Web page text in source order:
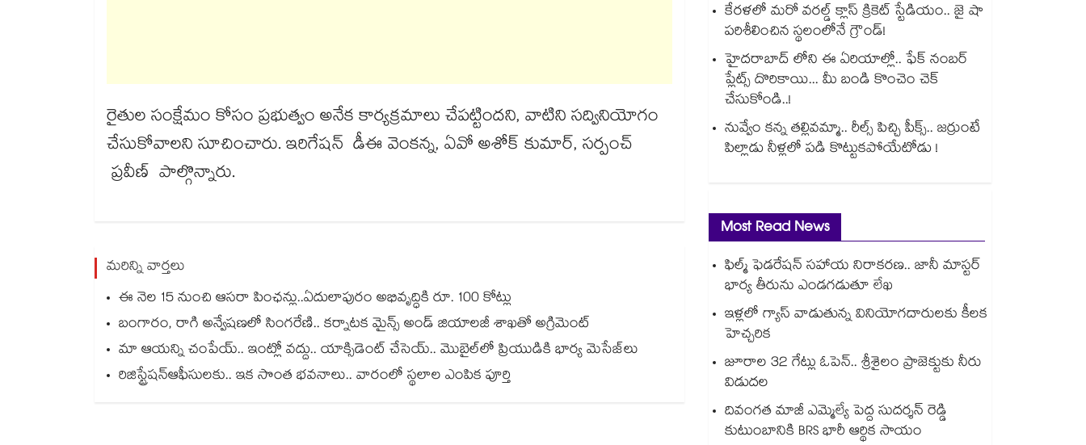
రైతుల సంక్షేమం కోసం ప్రభుత్వం అనేక కార్యక్రమాలు చేపట్టిందని, వాటిని సద్వినియోగం
చేసుకోవాలని సూచించారు. ఇరిగేషన్ డీఈ వెంకన్న, ఏవో అశోక్ కుమార్, సర్పంచ్
ప్రవీణ్ పాల్గొన్నారు.
మరిన్ని వార్తలు
ఈ నెల 15 నుంచి ఆసరా పింఛన్లు..ఏదులాపురం అభివృద్ధికి రూ. 100 కోట్లు
బంగారం, రాగి అన్వేషణలో సింగరేణి.. కర్నాటక మైన్స్ అండ్ జియాలజీ శాఖతో అగ్రిమెంట్
మా ఆయన్ని చంపేయ్.. ఇంట్లో వద్దు.. యాక్సిడెంట్ చేసెయ్.. మొబైల్‌‌‌‌‌‌‌‌‌‌‌‌‌‌‌‌లో ప్రియుడికి భార్య మెసేజ్‌‌‌‌‌‌‌‌‌‌‌‌‌‌‌‌లు
రిజిస్ట్రేషన్ఆఫీసులకు.. ఇక సొంత భవనాలు.. వారంలో స్థలాల ఎంపిక పూర్తి
కేరళలో మరో వరల్డ్ క్లాస్ క్రికెట్ స్టేడియం.. జై షా
పరిశీలించిన స్థలంలోనే గ్రౌండ్!
హైదరాబాద్ లోని ఈ ఏరియాల్లో.. ఫేక్ నంబర్
ప్లేట్స్ దొరికాయి... మీ బండి కొంచెం చెక్
చేసుకోండి..!
నువ్వేం కన్న తల్లివమ్మా.. రీల్స్ పిచ్చి పీక్స్.. జర్రుంటే
పిల్లాడు నీళ్లలో పడి కొట్టుకపోయేటోడు !
Most Read News
ఫిల్మ్ ఫెడరేషన్ సహాయ నిరాకరణ.. జానీ మాస్టర్
భార్య తీరును ఎండగడుతూ లేఖ
ఇళ్లలో గ్యాస్ వాడుతున్న వినియోగదారులకు కీలక
హెచ్చరిక
జూరాల 32 గేట్లు ఓపెన్.. శ్రీశైలం ప్రాజెక్టుకు నీరు
విడుదల
దివంగత మాజీ ఎమ్మెల్యే పెద్ద సుదర్శన్ రెడ్డి
కుటుంబానికి BRS భారీ ఆర్థిక సాయం